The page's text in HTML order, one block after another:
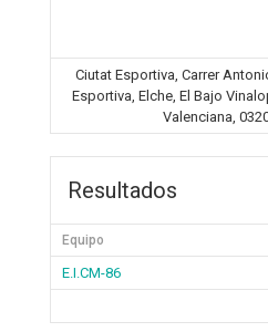
Ciutat Esportiva, Carrer
Esportiva, Elche, El Bajo
Valenciana,
Resultados
Equipo
E.I.CM-86